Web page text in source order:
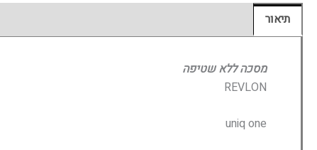
תיאור
מסכה ללא שטיפה
REVLON
uniq one